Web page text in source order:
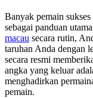
Banyak pemain
sebagai panduan
macau secara rutin,
taruhan Anda dengan
secara resmi
angka yang keluar
menghadirkan
pemain.